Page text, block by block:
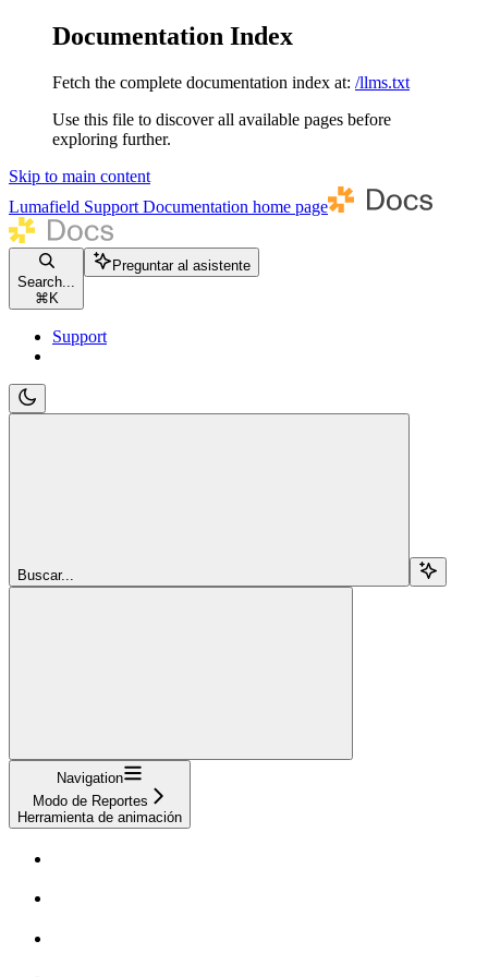
Documentation Index
Fetch the complete documentation index at: /llms.txt
Use this file to discover all available pages before
exploring further.
Skip to main content
Lumafield Support Documentation home page
Search...
⌘ K
Preguntar al asistente
Support
Buscar...
Navigation
Modo de Reportes
Herramienta de animación